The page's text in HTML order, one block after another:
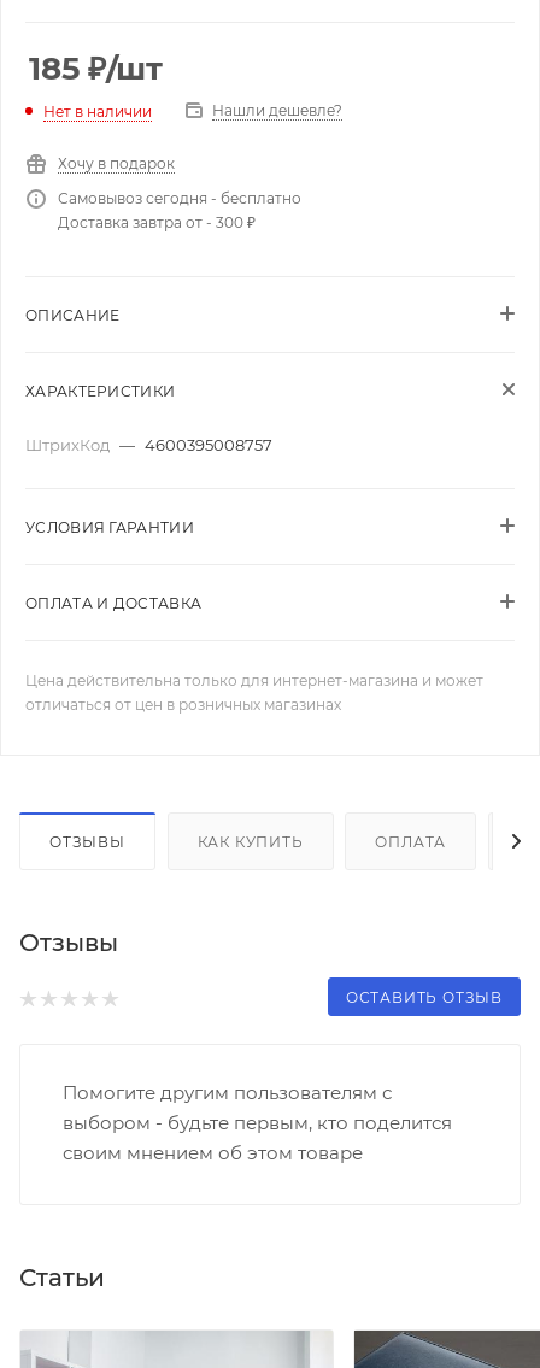
185 ₽/шт
Нет в наличии Нашли дешевле?
Хочу в подарок
Самовывоз сегодня - бесплатно
Доставка завтра от - 300 ₽
ОПИСАНИЕ
ХАРАКТЕРИСТИКИ
ШтрихКод — 4600395008757
УСЛОВИЯ ГАРАНТИИ
ОПЛАТА И ДОСТАВКА
Цена действительна только для интернет-магазина и может
отличаться от цен в розничных магазинах
ОТЗЫВЫ КАК КУПИТЬ ОПЛАТА
Отзывы
ОСТАВИТЬ ОТЗЫВ
Помогите другим пользователям с
выбором - будьте первым, кто поделится
своим мнением об этом товаре
Статьи